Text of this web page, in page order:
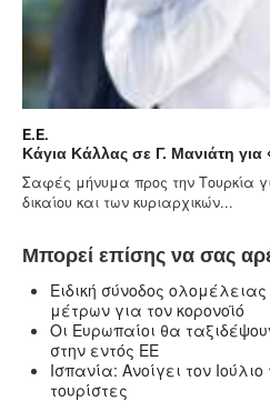
Ε.Ε.
Κάγια Κάλλας σε Γ. Μανιάτη για
Σαφές μήνυμα προς την Τουρκία
δικαίου και των κυριαρχικών...
Μπορεί επίσης να σας
Ειδική σύνοδος
μέτρων για τον κορονοϊό
Οι Ευρωπαίοι θα
στην εντός ΕΕ
Ισπανία: Ανοίγει τον
τουρίστες